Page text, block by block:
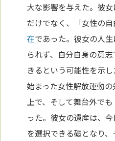
大な影響を与えた。彼
だけでなく、「女性の
在であった。彼女の人
られず、自分自身の意
きるという可能性を示し
始まった女性解放運動
上で、そして舞台外で
った。彼女の遺産は、
を選択できる礎となり